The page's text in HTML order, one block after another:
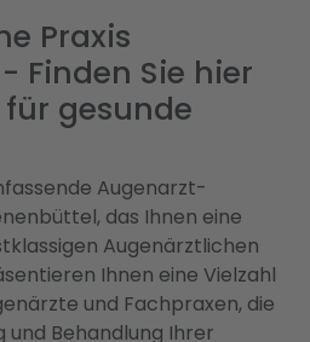
Praxis
Finden Sie hier
für gesunde
Augenarzt-
das Ihnen eine
Augenärztlichen
Ihnen eine Vielzahl
und Fachpraxen, die
und Behandlung Ihrer